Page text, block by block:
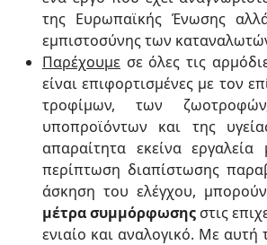
της Ευρωπαϊκής Ένωσης
εμπιστοσύνης των
Παρέχουμε σε όλες τις
είναι επιφορτισμένες με τον
τροφίμων, των
υποπροϊόντων και της
απαραίτητα εκείνα
περίπτωση διαπίστωσης
άσκηση του ελέγχου,
μέτρα συμμόρφωσης στις
ενιαίο και αναλογικό. Με